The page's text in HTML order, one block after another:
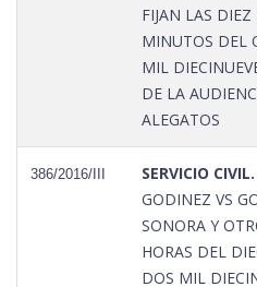
FIJAN LAS
MINUTOS DEL
MIL
DE LA
ALEGATOS
386/2016/III SERVICIO CIVIL.
GODINEZ VS
SONORA Y
HORAS DEL
DOS MIL